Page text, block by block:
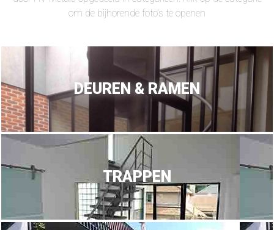
om de bijhorende foto’s te openen
DEUREN & RAMEN
TRAPPEN